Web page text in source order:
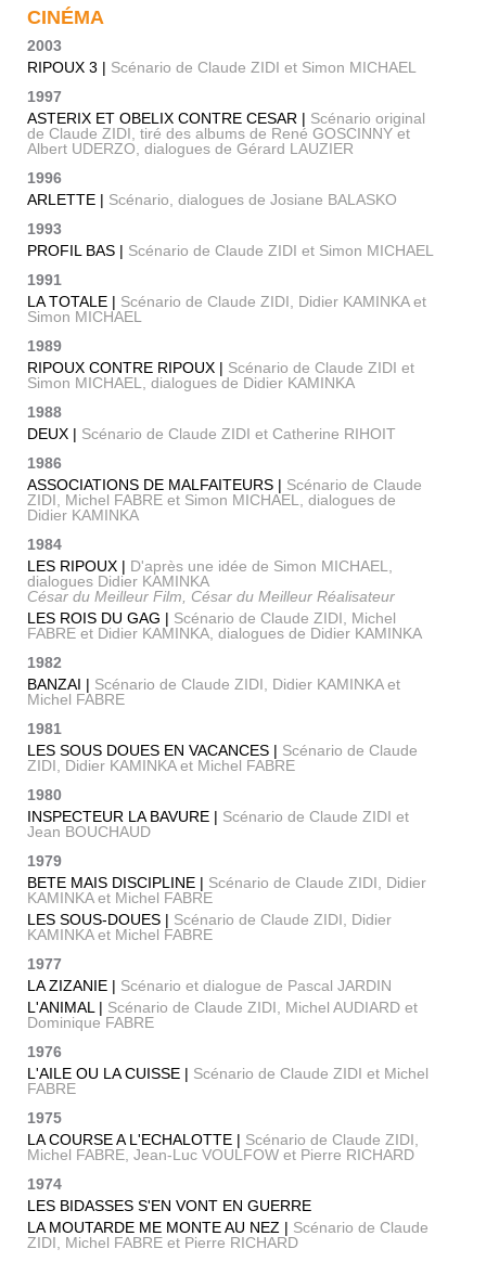
CINÉMA
2003
RIPOUX 3 | Scénario de Claude ZIDI et Simon MICHAEL
1997
ASTERIX ET OBELIX CONTRE CESAR | Scénario original
de Claude ZIDI, tiré des albums de René GOSCINNY et
Albert UDERZO, dialogues de Gérard LAUZIER
1996
ARLETTE | Scénario, dialogues de Josiane BALASKO
1993
PROFIL BAS | Scénario de Claude ZIDI et Simon MICHAEL
1991
LA TOTALE | Scénario de Claude ZIDI, Didier KAMINKA et
Simon MICHAEL
1989
RIPOUX CONTRE RIPOUX | Scénario de Claude ZIDI et
Simon MICHAEL, dialogues de Didier KAMINKA
1988
DEUX | Scénario de Claude ZIDI et Catherine RIHOIT
1986
ASSOCIATIONS DE MALFAITEURS | Scénario de Claude
ZIDI, Michel FABRE et Simon MICHAEL, dialogues de
Didier KAMINKA
1984
LES RIPOUX | D'après une idée de Simon MICHAEL,
dialogues Didier KAMINKA
César du Meilleur Film, César du Meilleur Réalisateur
LES ROIS DU GAG | Scénario de Claude ZIDI, Michel
FABRE et Didier KAMINKA, dialogues de Didier KAMINKA
1982
BANZAI | Scénario de Claude ZIDI, Didier KAMINKA et
Michel FABRE
1981
LES SOUS DOUES EN VACANCES | Scénario de Claude
ZIDI, Didier KAMINKA et Michel FABRE
1980
INSPECTEUR LA BAVURE | Scénario de Claude ZIDI et
Jean BOUCHAUD
1979
BETE MAIS DISCIPLINE | Scénario de Claude ZIDI, Didier
KAMINKA et Michel FABRE
LES SOUS-DOUES | Scénario de Claude ZIDI, Didier
KAMINKA et Michel FABRE
1977
LA ZIZANIE | Scénario et dialogue de Pascal JARDIN
L'ANIMAL | Scénario de Claude ZIDI, Michel AUDIARD et
Dominique FABRE
1976
L'AILE OU LA CUISSE | Scénario de Claude ZIDI et Michel
FABRE
1975
LA COURSE A L'ECHALOTTE | Scénario de Claude ZIDI,
Michel FABRE, Jean-Luc VOULFOW et Pierre RICHARD
1974
LES BIDASSES S'EN VONT EN GUERRE
LA MOUTARDE ME MONTE AU NEZ | Scénario de Claude
ZIDI, Michel FABRE et Pierre RICHARD